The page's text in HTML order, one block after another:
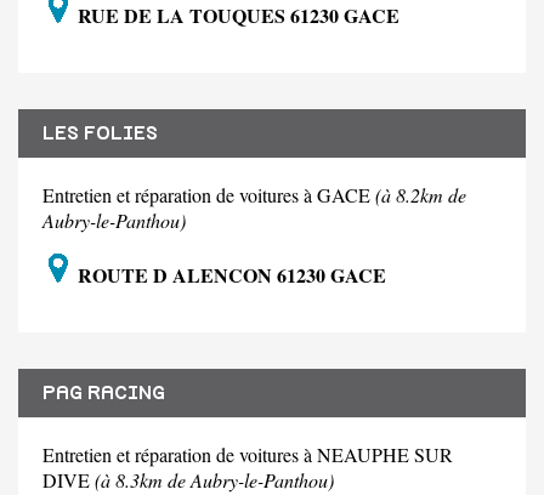
RUE DE LA TOUQUES 61230 GACE
LES FOLIES
Entretien et réparation de voitures à GACE(à 8.2km de
Aubry-le-Panthou)
ROUTE D ALENCON 61230 GACE
PAG RACING
Entretien et réparation de voitures à NEAUPHE SUR
DIVE(à 8.3km de Aubry-le-Panthou)